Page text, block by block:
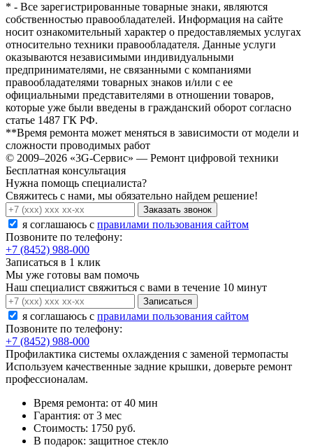
* - Все зарегистрированные товарные знаки, являются
собственностью правообладателей. Информация на сайте
носит ознакомительный характер о предоставляемых услугах
относительно техники правообладателя. Данные услуги
оказываются независимыми индивидуальными
предпринимателями, не связанными с компаниями
правообладателями товарных знаков и/или с ее
официальными представителями в отношении товаров,
которые уже были введены в гражданский оборот согласно
статье 1487 ГК РФ.
**Время ремонта может меняться в зависимости от модели и
сложности проводимых работ
© 2009–2026 «3G-Сервис» — Ремонт цифровой техники
Бесплатная консультация
Нужна помощь специалиста?
Свяжитесь с нами, мы обязательно найдем решение!
Заказать звонок
я соглашаюсь c правилами пользования сайтом
Позвоните по телефону:
+7 (8452) 988-000
Записаться в 1 клик
Мы уже готовы вам помочь
Наш специалист свяжиться с вами в течение 10 минут
Записаться
я соглашаюсь c правилами пользования сайтом
Позвоните по телефону:
+7 (8452) 988-000
Профилактика системы охлаждения с заменой термопасты
Используем качественные задние крышки, доверьте ремонт
профессионалам.
Время ремонта: от 40 мин
Гарантия: от 3 мес
Стоимость: 1750 руб.
В подарок: защитное стекло